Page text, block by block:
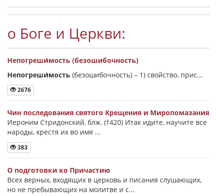
о Боге и Церкви:
Непогреши́мость (безошибочность)
Непогреши́мость (безошибочность) – 1) свойство, прис...
2676
Чин последования святого Крещения и Миропомазания
Иероним Стридонский, блж. (†420) Итак идите, научите все
народы, крестя их во имя ...
383
О подготовки ко Причастию
Всех верных, входящих в церковь и писания слушающих,
но не пребывающих на молитве и с...